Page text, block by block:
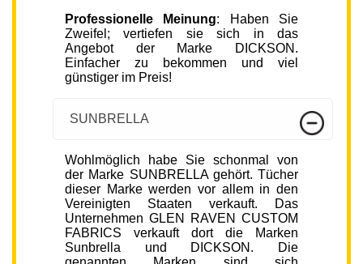
Professionelle Meinung: Haben Sie
Zweifel; vertiefen sie sich in das
Angebot der Marke DICKSON.
Einfacher zu bekommen und viel
günstiger im Preis!
SUNBRELLA
Wohlmöglich habe Sie schonmal von
der Marke SUNBRELLA gehört. Tücher
dieser Marke werden vor allem in den
Vereinigten Staaten verkauft. Das
Unternehmen GLEN RAVEN CUSTOM
FABRICS verkauft dort die Marken
Sunbrella und DICKSON. Die